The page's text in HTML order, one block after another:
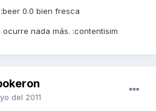
0.0 bien fresca
nada más. :contentisim
del 2011